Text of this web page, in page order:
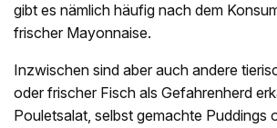
gibt es nämlich häufig nach dem
frischer Mayonnaise.
Inzwischen sind aber auch andere
oder frischer Fisch als Gefahrenherd
Pouletsalat, selbst gemachte Puddings